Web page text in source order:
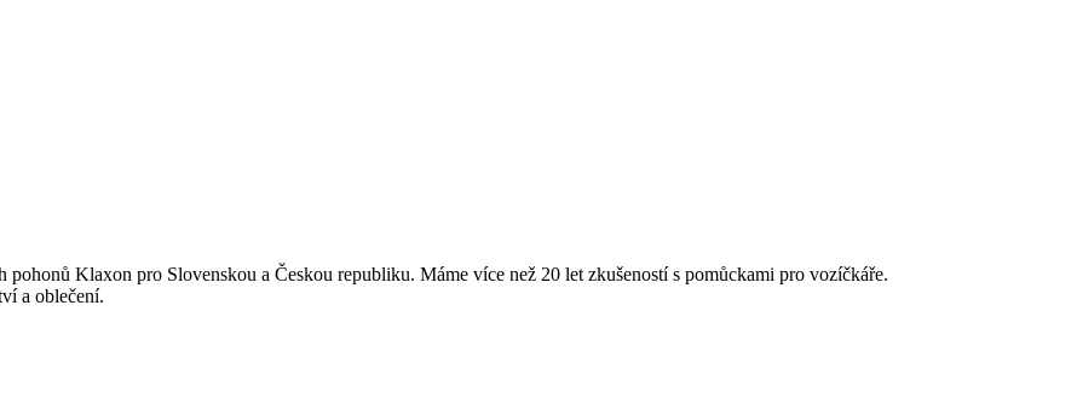
Klaxon pro Slovenskou a Českou republiku. Máme více než 20 let zkušeností s pomůckami pro vozíčkáře.
a oblečení.